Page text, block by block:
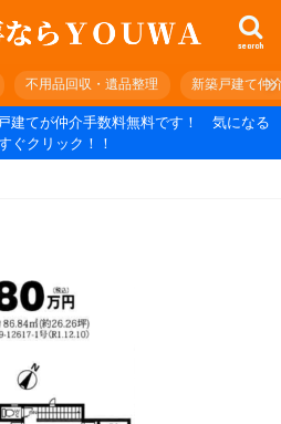
search
不用品回収・遺品整理 新築戸建て仲
建てが仲介手数料無料です！ 気になる
ぐクリック！！